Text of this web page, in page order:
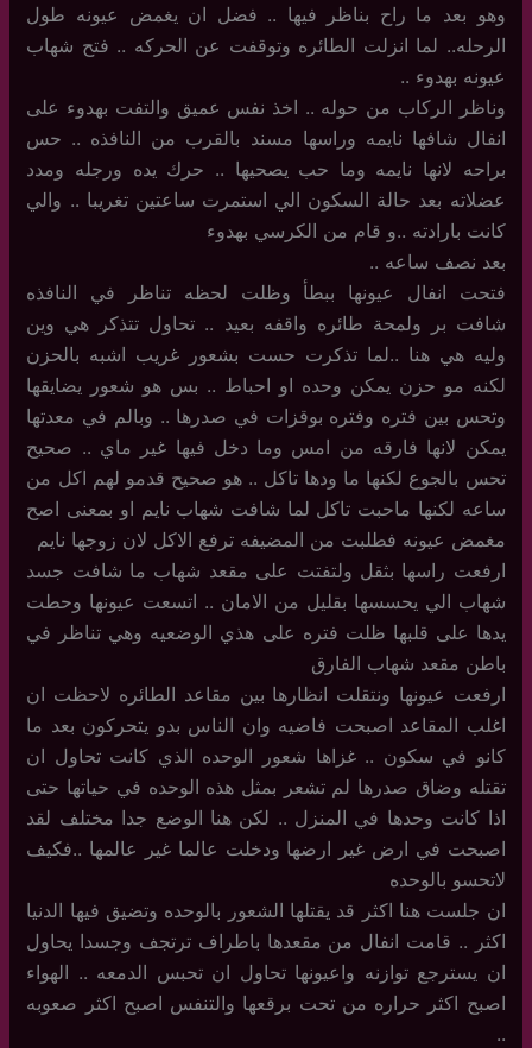
وهو بعد ما راح بناظر فيها .. فضل ان يغمض عيونه طول
الرحله.. لما انزلت الطائره وتوقفت عن الحركه .. فتح شهاب
عيونه بهدوء ..
وناظر الركاب من حوله .. اخذ نفس عميق والتفت بهدوء على
انفال شافها نايمه وراسها مسند بالقرب من النافذه .. حس
براحه لانها نايمه وما حب يصحيها .. حرك يده ورجله ومدد
عضلاته بعد حالة السكون الي استمرت ساعتين تغريبا .. والي
كانت بارادته ..و قام من الكرسي بهدوء
بعد نصف ساعه ..
فتحت انفال عيونها ببطأ وظلت لحظه تناظر في النافذه
شافت بر ولمحة طائره واقفه بعيد .. تحاول تتذكر هي وين
وليه هي هنا ..لما تذكرت حست بشعور غريب اشبه بالحزن
لكنه مو حزن يمكن وحده او احباط .. بس هو شعور يضايقها
وتحس بين فتره وفتره بوقزات في صدرها .. وبالم في معدتها
يمكن لانها فارقه من امس وما دخل فيها غير ماي .. صحيح
تحس بالجوع لكنها ما ودها تاكل .. هو صحيح قدمو لهم اكل من
ساعه لكنها ماحبت تاكل لما شافت شهاب نايم او بمعنى اصح
مغمض عيونه فطلبت من المضيفه ترفع الاكل لان زوجها نايم
ارفعت راسها بثقل ولتفتت على مقعد شهاب ما شافت جسد
شهاب الي يحسسها بقليل من الامان .. اتسعت عيونها وحطت
يدها على قلبها ظلت فتره على هذي الوضعيه وهي تناظر في
باطن مقعد شهاب الفارق
ارفعت عيونها ونتقلت انظارها بين مقاعد الطائره لاحظت ان
اغلب المقاعد اصبحت فاضيه وان الناس بدو يتحركون بعد ما
كانو في سكون .. غزاها شعور الوحده الذي كانت تحاول ان
تقتله وضاق صدرها لم تشعر بمثل هذه الوحده في حياتها حتى
اذا كانت وحدها في المنزل .. لكن هنا الوضع جدا مختلف لقد
اصبحت في ارض غير ارضها ودخلت عالما غير عالمها ..فكيف
لاتحسو بالوحده
ان جلست هنا اكثر قد يقتلها الشعور بالوحده وتضيق فيها الدنيا
اكثر .. قامت انفال من مقعدها باطراف ترتجف وجسدا يحاول
ان يسترجع توازنه واعيونها تحاول ان تحبس الدمعه .. الهواء
اصبح اكثر حراره من تحت برقعها والتنفس اصبح اكثر صعوبه
..